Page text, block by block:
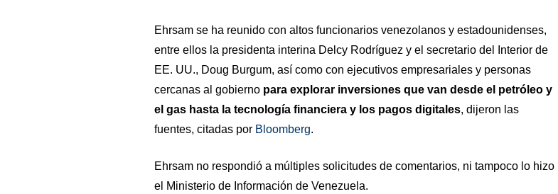
Ehrsam se ha reunido con altos funcionarios venezolanos y estadounidenses,
entre ellos la presidenta interina Delcy Rodríguez y el secretario del Interior de
EE. UU., Doug Burgum, así como con ejecutivos empresariales y personas
cercanas al gobierno para explorar inversiones que van desde el petróleo y
el gas hasta la tecnología financiera y los pagos digitales, dijeron las
fuentes, citadas por Bloomberg.
Ehrsam no respondió a múltiples solicitudes de comentarios, ni tampoco lo hizo
el Ministerio de Información de Venezuela.